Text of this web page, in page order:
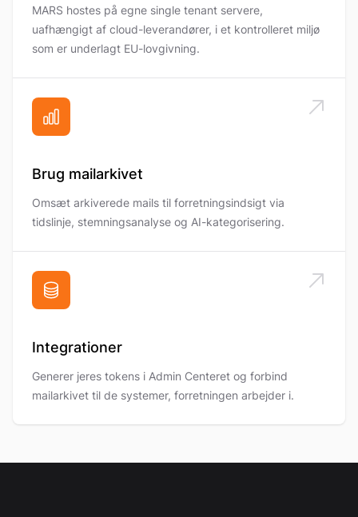
MARS hostes på egne single tenant servere,
uafhængigt af cloud-leverandører, i et kontrolleret miljø
som er underlagt EU-lovgivning.
Brug mailarkivet
Omsæt arkiverede mails til forretningsindsigt via
tidslinje, stemningsanalyse og AI-kategorisering.
Integrationer
Generer jeres tokens i Admin Centeret og forbind
mailarkivet til de systemer, forretningen arbejder i.